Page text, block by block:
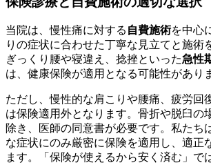
当院は、慢性痛に対する 自費施術を中心
りの症状に合わせた丁寧な見立てと施術
ぎっくり腰や寝違え、捻挫といった急性
は、健康保険が適用となる可能性があり
ただし、慢性的な肩こりや腰痛、疲労回
は保険適用外となります。骨折や脱臼の
除き、医師の同意書が必要です。私たち
な症状にのみ厳密に保険を適用し、適正
ます。「保険が使えるから安く済む」で